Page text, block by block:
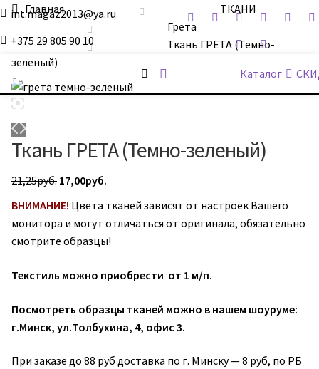
int.magaz2013@ya.ru
+375 29 805 90 10
ДримБэг.бай Каталог
Главная
ТКАНИ
Грета
Ткань ГРЕТА (Темно-
зеленый)
Ткань ГРЕТА (Темно-зеленый)
21,25руб. Первоначальная
составляла
21,25руб..
17,00руб.
ВНИМАНИЕ! Цвета тканей зависят от настроек Вашего
монитора и могут отличаться от оригинала, обязательно
смотрите образцы!
Текстиль можно приобрести от 1 м/п.
Посмотреть образцы тканей можно в нашем шоуруме:
г.Минск, ул.Толбухина, 4, офис 3.
При заказе до 88 руб доставка по г. Минску — 8 руб, по РБ